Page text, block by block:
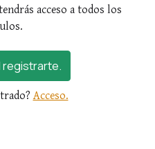
acceso a todos los
registrarte.
Acceso.